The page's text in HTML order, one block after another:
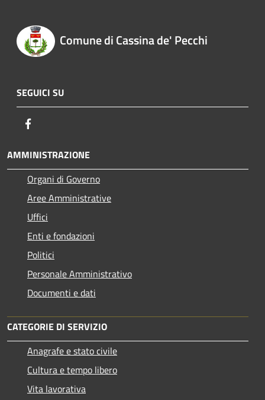
Comune di Cassina de' Pecchi
SEGUICI SU
AMMINISTRAZIONE
Organi di Governo
Aree Amministrative
Uffici
Enti e fondazioni
Politici
Personale Amministrativo
Documenti e dati
CATEGORIE DI SERVIZIO
Anagrafe e stato civile
Cultura e tempo libero
Vita lavorativa